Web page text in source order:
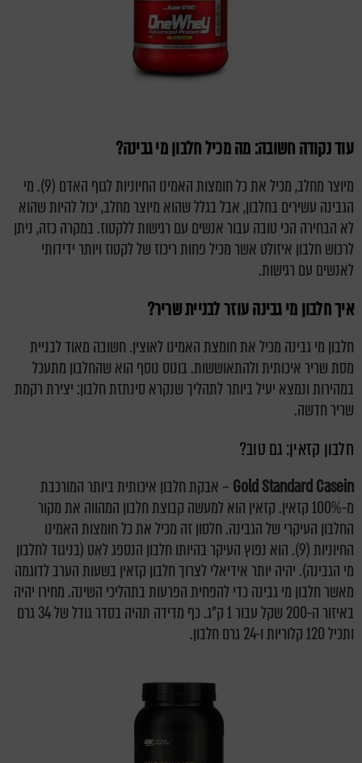
עוד נקודה חשובה: מה מכיל חלבון מי גבינה?
מיוצר מחלב, מכיל את כל חומצות האמינו החיוניות לגוף האדם (9). מי
הגבינה עשירים בחלבון, אבל בגלל שהוא מיוצר מחלב, יכול להיות שהוא
לא הבחירה הכי טובה עבור אנשים עם רגישות ללקטוז. במקרה כזה, ניתן
לרכוש חלבון איזולט אשר מכיל פחות ריכוז של לקטוז ויותר ידידותי
לאנשים עם רגישות.
איך חלבון מי גבינה עוזר לבניית שריר?
חלבון מי גבינה מכיל את חומצת האמינו לאוצין. חשובה מאוד לבניית
מסת שריר איכותית ולהתאוששות. בונוס נוסף הוא שהחלבון מתעכל
במהירות ונמצא יעיל ביותר לתהליך שנקרא סינתזת חלבון: יצירת רקמת
שריר חדשה.
חלבון קזאין: גם טוב?
Gold Standard Casein – אבקת חלבון איכותית ביותר המורכבת
מ-100% קזאין. קזאין הוא למעשה קבוצת חלבון המהווה את מקור
החלבון העיקרי של הגבינה. חלסון זה מכיל את כל חומצות האמינו
החיוניות (9). הוא נפוץ העיקר בהיותו חלבון הנספג לאט (בניגוד לחלבון
מי הגבינה). יהיה יותר אידיאלי לצרוך חלבון קזאין בשעות הערב לדוגמה
מאשר חלבון מי גבינה כדי להפחית הפרעות בתהליכי השינה. מחירו יהיה
באיזור ה-200 שקל עבור 1 ק"ג. כף מדידה תהיה בסדר גודל של 34 גרם
ותכיל 120 קלוריות ו-24 גרם חלבון.